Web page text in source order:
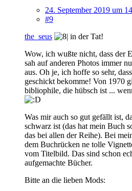
24. September 2019 um
#9
the_seus
in der Tat!
Wow, ich wußte nicht, dass der
sah auf anderen Photos immer
aus. Oh je, ich hoffe so sehr,
geschickt bekomme! Von 1970
bibliophile, die hübsch ist ...
Was mir auch so gut gefällt ist,
schwarz ist (das hat mein Buch
das bei allen der Reihe). Bei
dem Buchrücken ne tolle
vom Titelbild. Das sind schon
aufgemachte Bücher.
Bitte an die lieben Mods: